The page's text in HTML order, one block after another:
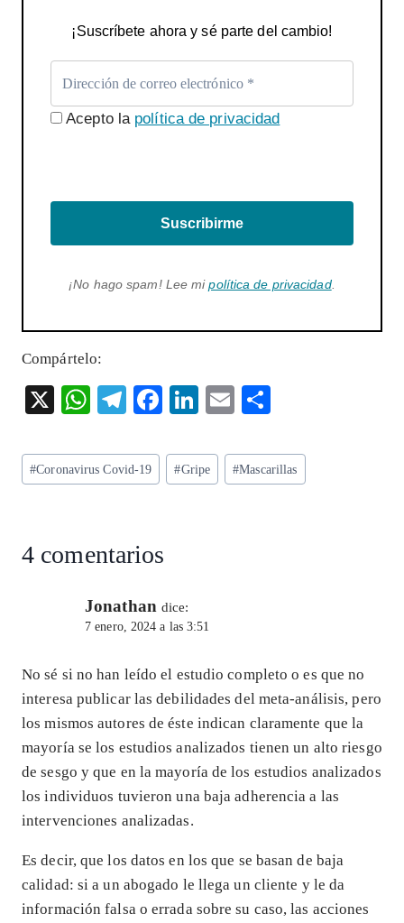
¡Suscríbete ahora y sé parte del cambio!
Acepto la política de privacidad
Suscribirme
¡No hago spam! Lee mipolítica de privacidad.
Compártelo:
X
W
ts
A
p
T
eg
ra
F
eb
o
Li
ke
dI
E
ai
l
re
Etiquetas
de
#Coronavirus Covid-19 #Gripe #Mascarillas
4 comentarios
Jonathan dice:
7 enero, 2024 a las 3:51
No sé si no han leído el estudio completo o es que no
interesa publicar las debilidades del meta-análisis, pero
los mismos autores de éste indican claramente que la
mayoría se los estudios analizados tienen un alto riesgo
de sesgo y que en la mayoría de los estudios analizados
los individuos tuvieron una baja adherencia a las
intervenciones analizadas.
Es decir, que los datos en los que se basan de baja
calidad: si a un abogado le llega un cliente y le da
información falsa o errada sobre su caso, las acciones